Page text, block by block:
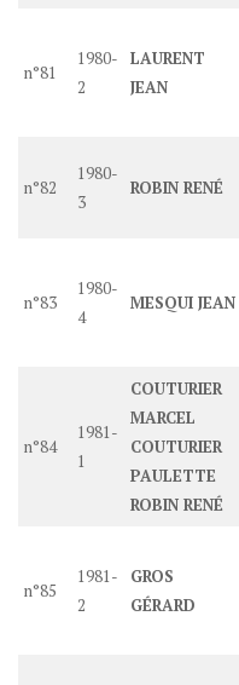
n°81
1980-
2
LAURENT
JEAN
n°82
1980-
3
ROBIN RENÉ
n°83
1980-
4
MESQUI JEAN
n°84
1981-
1
COUTURIER
MARCEL
COUTURIER
PAULETTE
ROBIN RENÉ
n°85
1981-
2
GROS
GÉRARD